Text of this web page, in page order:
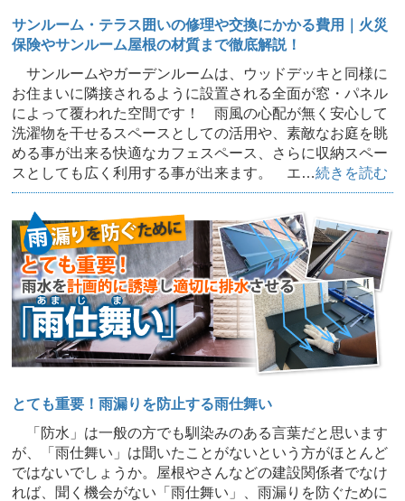
サンルーム・テラス囲いの修理や交換にかかる費用｜火災
保険やサンルーム屋根の材質まで徹底解説！
サンルームやガーデンルームは、ウッドデッキと同様に
お住まいに隣接されるように設置される全面が窓・パネル
によって覆われた空間です！ 雨風の心配が無く安心して
洗濯物を干せるスペースとしての活用や、素敵なお庭を眺
める事が出来る快適なカフェスペース、さらに収納スペー
スとしても広く利用する事が出来ます。 エ…続きを読む
とても重要！雨漏りを防止する雨仕舞い
「防水」は一般の方でも馴染みのある言葉だと思います
が、「雨仕舞い」は聞いたことがないという方がほとんど
ではないでしょうか。屋根やさんなどの建設関係者でなけ
れば、聞く機会がない「雨仕舞い」、雨漏りを防ぐために